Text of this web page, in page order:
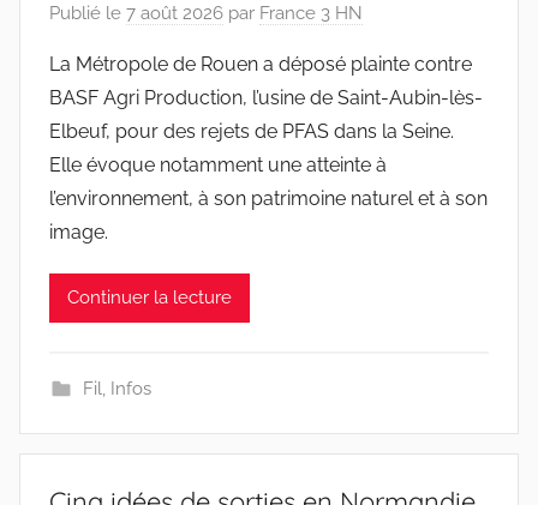
Publié le 7 août 2026 par France 3 HN
La Métropole de Rouen a déposé plainte contre
BASF Agri Production, l’usine de Saint-Aubin-lès-
Elbeuf, pour des rejets de PFAS dans la Seine.
Elle évoque notamment une atteinte à
l’environnement, à son patrimoine naturel et à son
image.
Continuer la lecture
Fil Infos